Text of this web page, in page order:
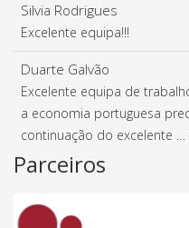
Silvia Rodrigues
Excelente equipa!!!
Duarte Galvão
Excelente equipa de
a economia portuguesa
continuação do excelente …
Parceiros